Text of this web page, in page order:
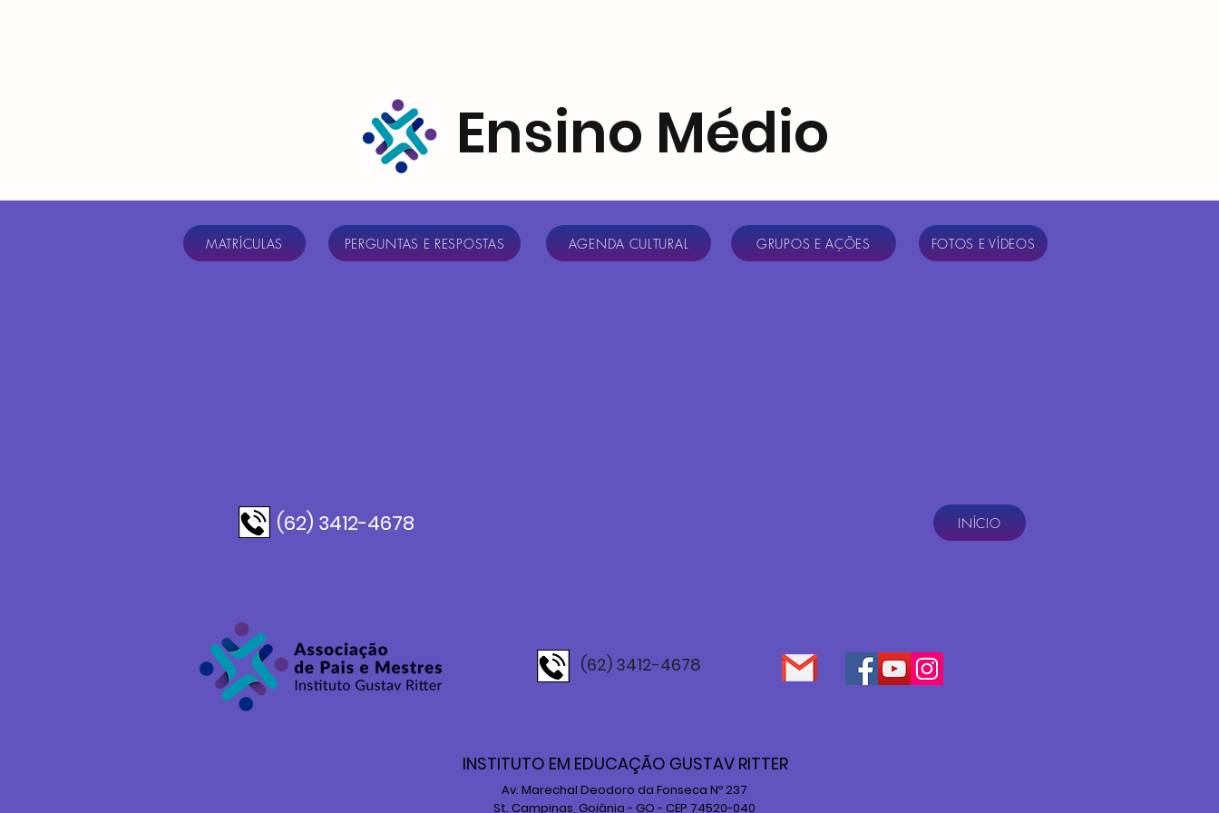
Ensino Médio
MATRÍCULAS PERGUNTAS E RESPOSTAS AGENDA CULTURAL GRUPOS E AÇÕES FOTOS E VÍDEOS
(62) 3412-4678 INÍCIO
(62) 3412-4678
INSTITUTO EM EDUCAÇÃO GUSTAV RITTER
Av. Marechal Deodoro da Fonseca Nº 237
St. Campinas, Goiânia - GO - CEP 74520-040